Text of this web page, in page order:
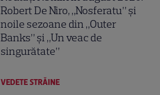
Robert De Niro, „Nosferatu” și
noile sezoane din „Outer
Banks” și „Un veac de
singurătate”
VEDETE STRĂINE